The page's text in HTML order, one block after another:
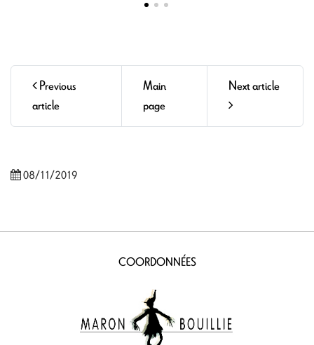
Previous
article
Main
page
Next article
08/11/2019
COORDONNÉES